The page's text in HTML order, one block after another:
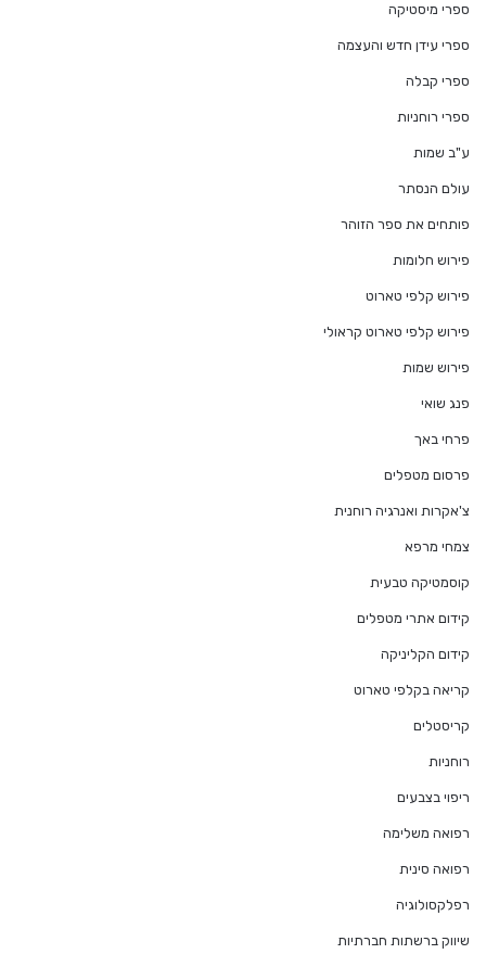
ספרי מיסטיקה
ספרי עידן חדש והעצמה
ספרי קבלה
ספרי רוחניות
ע"ב שמות
עולם הנסתר
פותחים את ספר הזוהר
פירוש חלומות
פירוש קלפי טארוט
פירוש קלפי טארוט קראולי
פירוש שמות
פנג שואי
פרחי באך
פרסום מטפלים
צ'אקרות ואנרגיה רוחנית
צמחי מרפא
קוסמטיקה טבעית
קידום אתרי מטפלים
קידום הקליניקה
קריאה בקלפי טארוט
קריסטלים
רוחניות
ריפוי בצבעים
רפואה משלימה
רפואה סינית
רפלקסולוגיה
שיווק ברשתות חברתיות